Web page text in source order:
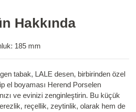
Hakkında
185 mm
tabak, LALE desen, birbirinden özel
el boyaması Herend Porselen
ve evinizi zenginleştirin. Bu küçük
reçellik, zeytinlik, olarak hem de